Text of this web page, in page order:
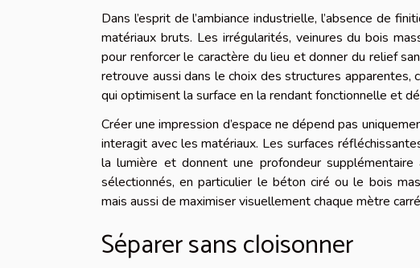
Dans l’esprit de l’ambiance industrielle, l’absence de
matériaux bruts. Les irrégularités, veinures du bois
pour renforcer le caractère du lieu et donner du relief
retrouve aussi dans le choix des structures
qui optimisent la surface en la rendant fonctionnelle et
Créer une impression d’espace ne dépend pas
interagit avec les matériaux. Les surfaces
la lumière et donnent une profondeur
sélectionnés, en particulier le béton ciré ou le bois
mais aussi de maximiser visuellement chaque mètre
Séparer sans cloisonner